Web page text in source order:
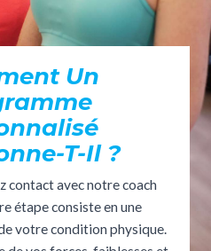
Un
T-Il ?
contact avec notre coach
étape consiste en une
votre condition physique.